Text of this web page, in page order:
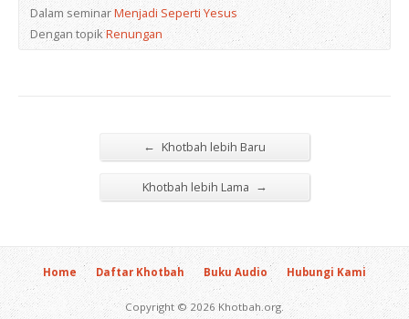
Dalam seminarMenjadi Seperti Yesus
Dengan topikRenungan
← Khotbah lebih Baru
Khotbah lebih Lama →
Home Daftar Khotbah Buku Audio Hubungi Kami
Copyright © 2026 Khotbah.org.